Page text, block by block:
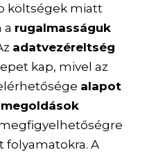
költségek miatt
a rugalmasságuk
adatvezéreltség
kap, mivel az
alapot
folyamatokra. A